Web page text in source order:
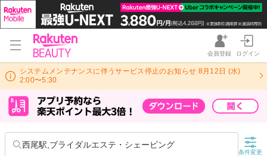
会員登録 ログイン
システムメンテナンスに伴うサービス停止のお知らせ 8月12日 (水)
2:00〜5:30
西尾駅,ブライダルエステ・シェービング
条件変更